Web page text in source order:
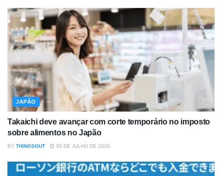
JAPÃO
Takaichi deve avançar com corte temporário no imposto
sobre alimentos no Japão
BY THINGSOUT 30 DE JULHO DE 2026